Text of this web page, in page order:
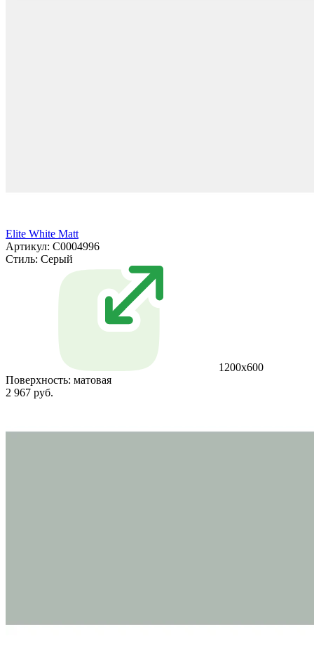
Elite White Matt
Артикул: С0004996
Стиль: Серый
1200x600
Поверхность: матовая
2 967 руб.